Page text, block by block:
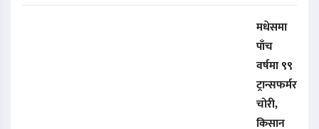
मधेसमा
पाँच
वर्षमा ९९
ट्रान्सफर्मर
चोरी,
किसान